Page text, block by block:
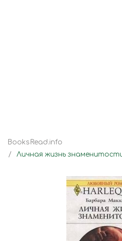
BooksRead.info
Личная жизнь